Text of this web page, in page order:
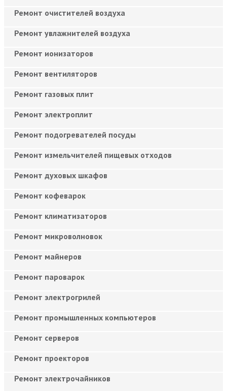
Ремонт очистителей воздуха
Ремонт увлажнителей воздуха
Ремонт ионизаторов
Ремонт вентиляторов
Ремонт газовых плит
Ремонт электроплит
Ремонт подогревателей посуды
Ремонт измельчителей пищевых отходов
Ремонт духовых шкафов
Ремонт кофеварок
Ремонт климатизаторов
Ремонт микроволновок
Ремонт майнеров
Ремонт пароварок
Ремонт электрогрилей
Ремонт промышленных компьютеров
Ремонт серверов
Ремонт проекторов
Ремонт электрочайников